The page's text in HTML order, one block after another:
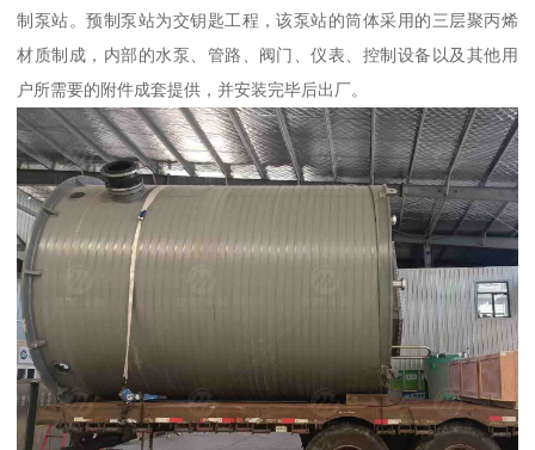
制泵站。预制泵站为交钥匙工程，该泵站的筒体采用的三层聚丙烯
材质制成，内部的水泵、管路、阀门、仪表、控制设备以及其他用
户所需要的附件成套提供，并安装完毕后出厂。